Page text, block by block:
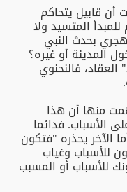
قابيل يتحاكم
المتسيد ولا
بحدث النبي
المدينة أو غيره؟
فالنحنوي
منها أن هذا
الأسباب. فدائما
الآخر يحذره "فتكون
للأسباب وغياب
للأسباب أو المسبب